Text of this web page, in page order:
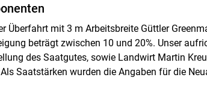
Überfahrt mit 3 m Arbeitsbreite Güttler
beträgt zwischen 10 und 20%. Unser
des Saatgutes, sowie Landwirt Martin
Saatstärken wurden die Angaben für die